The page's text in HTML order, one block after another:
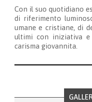
Con il suo quotidiano
di riferimento
umane e cristiane, di
ultimi con iniziativa e
carisma giovannita.